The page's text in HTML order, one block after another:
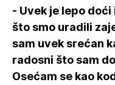
- Uvek je lepo
što smo uradili
sam uvek srećan
radosni što sam
Osećam se kao